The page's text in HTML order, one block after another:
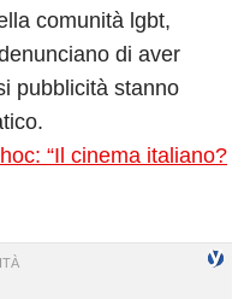
comunità lgbt,
di aver
pubblicità stanno
“Il cinema italiano?